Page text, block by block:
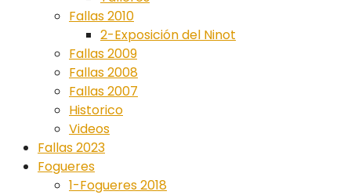
Fallas 2010
2-Exposición del Ninot
Fallas 2009
Fallas 2008
Fallas 2007
Historico
Videos
Fallas 2023
Fogueres
1-Fogueres 2018